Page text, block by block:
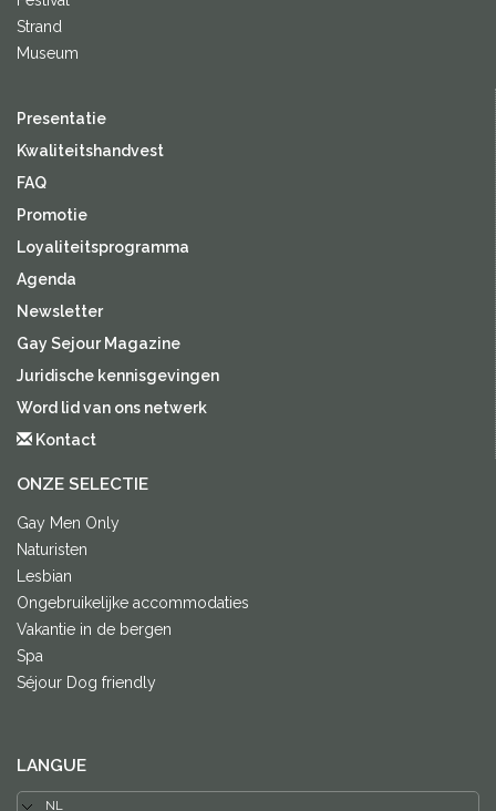
Strand
Museum
Presentatie
Kwaliteitshandvest
FAQ
Promotie
Loyaliteitsprogramma
Agenda
Newsletter
Gay Sejour Magazine
Juridische kennisgevingen
Word lid van ons netwerk
Kontact
ONZE SELECTIE
Gay Men Only
Naturisten
Lesbian
Ongebruikelijke accommodaties
Vakantie in de bergen
Spa
Séjour Dog friendly
LANGUE